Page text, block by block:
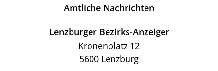
Amtliche Nachrichten
Lenzburger Bezirks-Anzeiger
Kronenplatz 12
5600 Lenzburg